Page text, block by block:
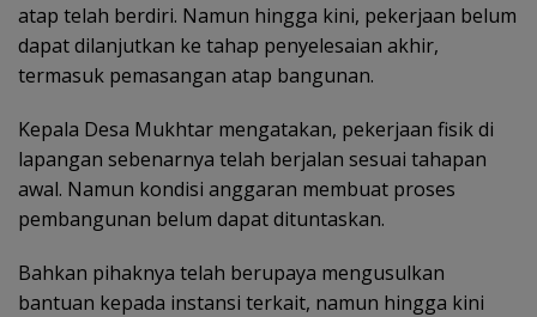
atap telah berdiri. Namun hingga kini, pekerjaan belum
dapat dilanjutkan ke tahap penyelesaian akhir,
termasuk pemasangan atap bangunan.
Kepala Desa Mukhtar mengatakan, pekerjaan fisik di
lapangan sebenarnya telah berjalan sesuai tahapan
awal. Namun kondisi anggaran membuat proses
pembangunan belum dapat dituntaskan.
Bahkan pihaknya telah berupaya mengusulkan
bantuan kepada instansi terkait, namun hingga kini